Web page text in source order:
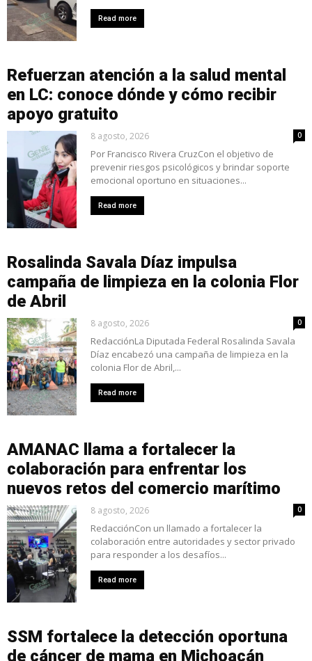
Read more
Refuerzan atención a la salud mental
en LC: conoce dónde y cómo recibir
apoyo gratuito
8 agosto, 2026 0
Por Francisco Rivera CruzCon el objetivo de
prevenir riesgos psicológicos y brindar soporte
emocional oportuno en situaciones...
Read more
Rosalinda Savala Díaz impulsa
campaña de limpieza en la colonia Flor
de Abril
8 agosto, 2026 0
RedacciónLa Diputada Federal Rosalinda Savala
Díaz encabezó una campaña de limpieza en la
colonia Flor de Abril,...
Read more
AMANAC llama a fortalecer la
colaboración para enfrentar los
nuevos retos del comercio marítimo
8 agosto, 2026 0
RedacciónCon un llamado a fortalecer la
colaboración entre autoridades y sector privado
para responder a los desafíos...
Read more
SSM fortalece la detección oportuna
de cáncer de mama en Michoacán